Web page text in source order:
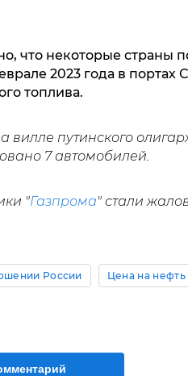
что некоторые страны
2023 года в портах
топлива.
вилле путинского
7 автомобилей.
"Газпрома" стали
России Цена на нефть